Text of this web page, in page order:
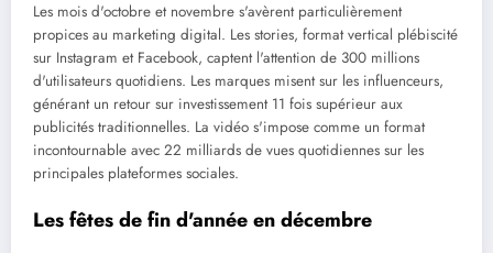
Les mois d'octobre et novembre s'avèrent particulièrement
propices au marketing digital. Les stories, format vertical plébiscité
sur Instagram et Facebook, captent l'attention de 300 millions
d'utilisateurs quotidiens. Les marques misent sur les influenceurs,
générant un retour sur investissement 11 fois supérieur aux
publicités traditionnelles. La vidéo s'impose comme un format
incontournable avec 22 milliards de vues quotidiennes sur les
principales plateformes sociales.
Les fêtes de fin d'année en décembre